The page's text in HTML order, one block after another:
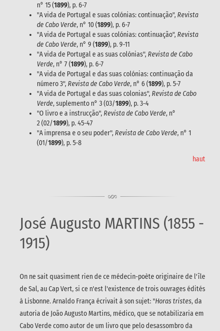
n° 15 (1899), p. 6-7
"A vida de Portugal e suas colónias: continuação",Revista
de Cabo Verde, n° 10 (1899), p. 6-7
"A vida de Portugal e suas colónias: continuação",Revista
de Cabo Verde, n° 9 (1899), p. 9-11
"A vida de Portugal e as suas colónias",Revista de Cabo
Verde, n° 7 (1899), p. 6-7
"A vida de Portugal e das suas colónias: continuação da
número 3",Revista de Cabo Verde, n° 6 (1899), p. 5-7
"A vida de Portugal e das suas colonias",Revista de Cabo
Verde, suplemento n° 3 (03/1899), p. 3-4
"O livro e a instrucção",Revista de Cabo Verde, n°
2 (02/1899), p. 45-47
"A imprensa e o seu poder",Revista de Cabo Verde, n° 1
(01/1899), p. 5-8
haut
José Augusto MARTINS (1855 -
1915)
On ne sait quasiment rien de ce médecin-poète originaire de l'île
de Sal, au Cap Vert, si ce n'est l'existence de trois ouvrages édités
à Lisbonne. Arnaldo França écrivait à son sujet: "Horas tristes, da
autoria de João Augusto Martins, médico, que se notabilizaria em
Cabo Verde como autor de um livro que pelo desassombro da